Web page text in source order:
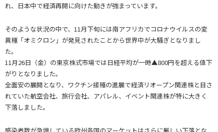
れ、日本中で経済再開に向けた動きが強まっています。
そのような状況の中で、11月下旬には南アフリカでコロナウイルスの変
異種「オミクロン」が発見されたことから世界中が大騒ぎとなりまし
た。
11月26日（金）の東京株式市場では日経平均が一時▲800円を超える値下
がりとなりました。
全面安の展開となり、ワクチン接種の進展で経済リオープン関連株と目さ
れていた航空会社、旅行会社、アパレル、イベント関連株が特に大きく
下落しました。